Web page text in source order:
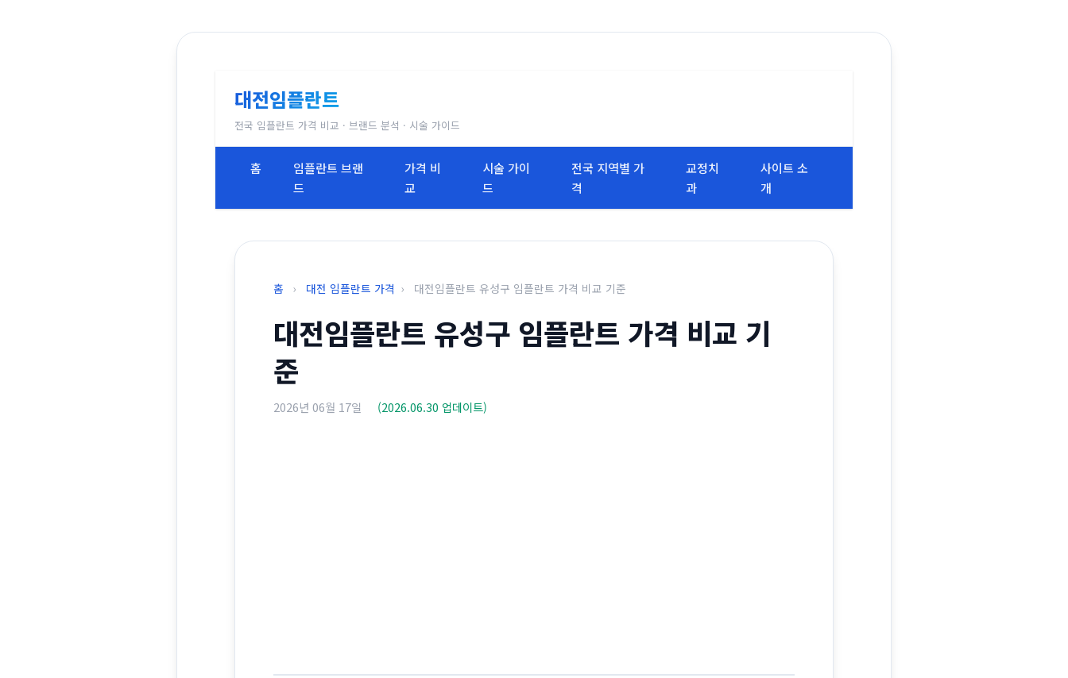
대전임플란트
전국 임플란트 가격 비교 · 브랜드 분석 · 시술 가이드
홈
임플란트 브랜
드
가격 비
교
시술 가이
드
전국 지역별 가
격
교정치
과
사이트 소
개
홈 › 대전 임플란트 가격 › 대전임플란트 유성구 임플란트 가격 비교 기준
대전임플란트 유성구 임플란트 가격 비교 기
준
2026년 06월 17일 (2026.06.30 업데이트)